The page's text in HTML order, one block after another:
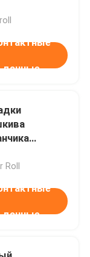
данные
12mm
Roll
данные